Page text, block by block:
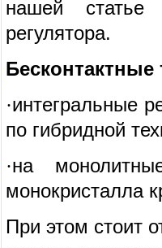
нашей статье
регулятора.
·интегральные
по гибридной
·на
монокристалла
При этом стоит